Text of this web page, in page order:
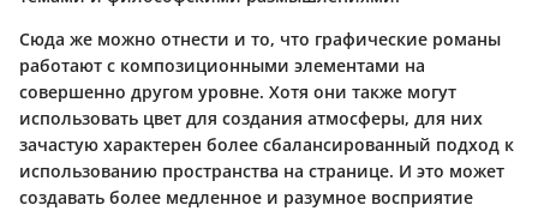
Сюда же можно отнести и то, что графические романы
работают с композиционными элементами на
совершенно другом уровне. Хотя они также могут
использовать цвет для создания атмосферы, для них
зачастую характерен более сбалансированный подход к
использованию пространства на странице. И это может
создавать более медленное и разумное восприятие